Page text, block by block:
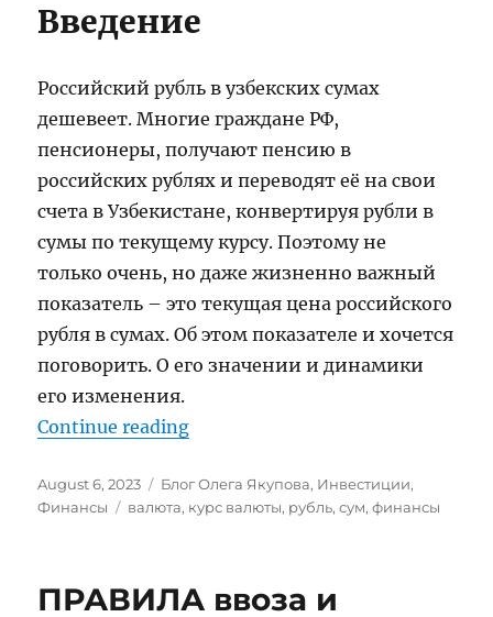
Введение
Российский рубль в узбекских сумах
дешевеет. Многие граждане РФ,
пенсионеры, получают пенсию в
российских рублях и переводят её на свои
счета в Узбекистане, конвертируя рубли в
сумы по текущему курсу. Поэтому не
только очень, но даже жизненно важный
показатель – это текущая цена российского
рубля в сумах. Об этом показателе и хочется
поговорить. О его значении и динамики
его изменения.
Continue reading“Цена Российского Рубля в
Posted
on
August 6, 2023 Categories
Блог Олега Якупова, Инвестиции,
Финансы
Tags
валюта, курс валюты, рубль,сум,финансы
ПРАВИЛА ввоза и